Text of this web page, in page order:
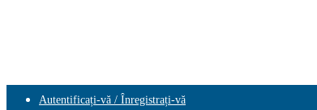
Autentificați-vă / Înregistrați-vă